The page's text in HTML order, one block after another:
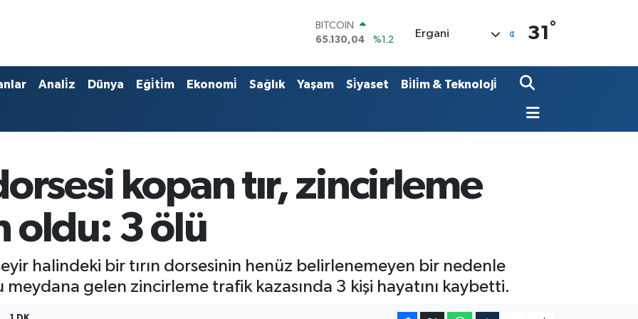
BITCOIN
65.130,04
%1.2
47,7436
%0.18
EURO
BİST100
13.773
%-19
Ergani 31 °
Anali̇z Dünya Eği̇ti̇m Ekonomi̇ Sağlık Yaşam Si̇yaset Bi̇li̇m & Teknoloji̇
kopan tır, zincirleme
oldu: 3 ölü
halindeki bir tırın dorsesinin henüz belirlenemeyen bir nedenle
meydana gelen zincirleme trafik kazasında 3 kişi hayatını kaybetti.